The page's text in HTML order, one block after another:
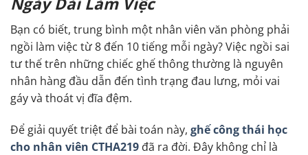
Bạn có biết, trung bình một nhân viên văn phòng phải
ngồi làm việc từ 8 đến 10 tiếng mỗi ngày? Việc ngồi sai
tư thế trên những chiếc ghế thông thường là nguyên
nhân hàng đầu dẫn đến tình trạng đau lưng, mỏi vai
gáy và thoát vị đĩa đệm.
Để giải quyết triệt để bài toán này, ghế công thái học
cho nhân viên CTHA219 đã ra đời. Đây không chỉ là